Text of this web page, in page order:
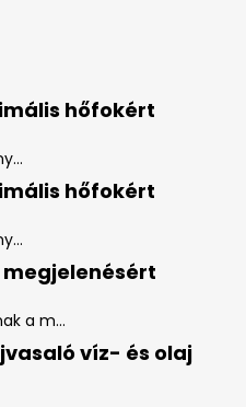
hőfokért
hőfokért
a m...
víz- és olaj